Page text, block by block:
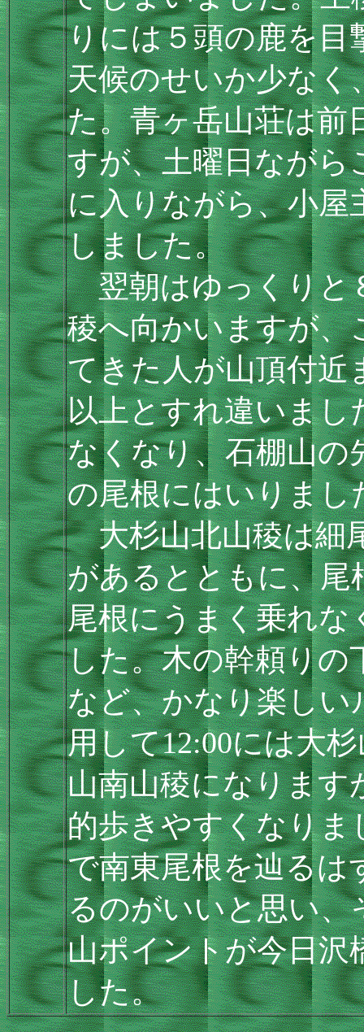
りには５頭の鹿を目
天候のせいか少なく
た。青ヶ岳山荘は前
すが、土曜日ながら
に入りながら、小屋
しました。
翌朝はゆっくりと
稜へ向かいますが、
てきた人が山頂付近
以上とすれ違いまし
なくなり、石棚山の
の尾根にはいりまし
大杉山北山稜は細
があるとともに、尾
尾根にうまく乗れ
した。木の幹頼りの
など、かなり楽しい
用して12:00には大
山南山稜になります
的歩きやすくなりま
で南東尾根を辿るは
るのがいいと思い
山ポイントが今日沢
した。